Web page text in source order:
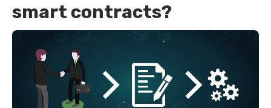
smart contracts?